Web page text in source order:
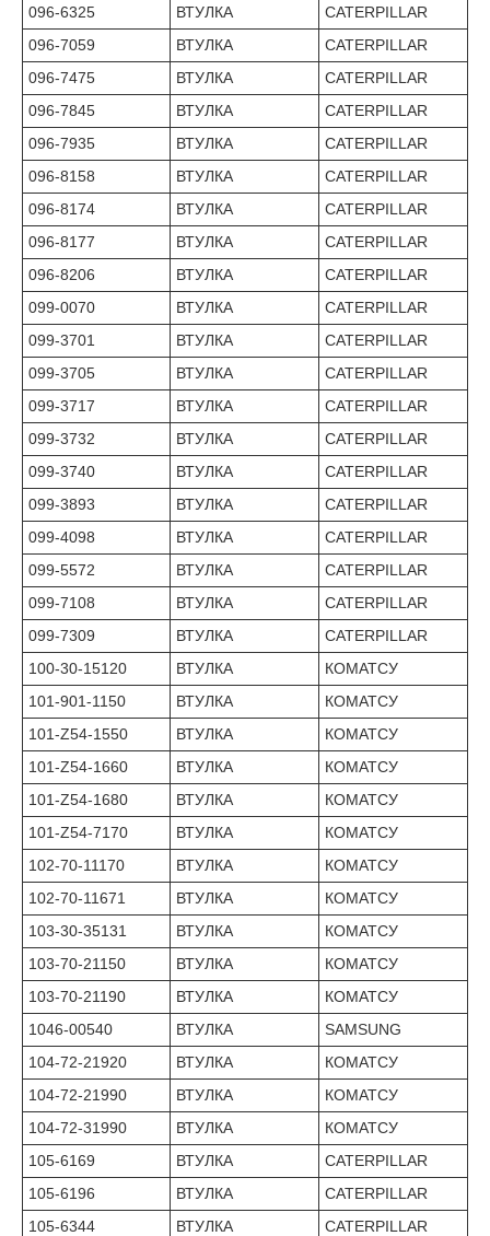
096-6325 ВТУЛКА
CATERPILLAR
096-7059
ВТУЛКА
CATERPILLAR
096-7475
ВТУЛКА
CATERPILLAR
096-7845
ВТУЛКА
CATERPILLAR
096-7935
ВТУЛКА
CATERPILLAR
096-8158
ВТУЛКА
CATERPILLAR
096-8174
ВТУЛКА
CATERPILLAR
096-8177
ВТУЛКА
CATERPILLAR
096-8206
ВТУЛКА
CATERPILLAR
099-0070
ВТУЛКА
CATERPILLAR
099-3701
ВТУЛКА
CATERPILLAR
099-3705
ВТУЛКА
CATERPILLAR
099-3717
ВТУЛКА
CATERPILLAR
099-3732
ВТУЛКА
CATERPILLAR
099-3740
ВТУЛКА
CATERPILLAR
099-3893
ВТУЛКА
CATERPILLAR
099-4098
ВТУЛКА
CATERPILLAR
099-5572
ВТУЛКА
CATERPILLAR
099-7108
ВТУЛКА
CATERPILLAR
099-7309
ВТУЛКА
CATERPILLAR
100-30-15120
ВТУЛКА
КОМАТСУ
101-901-1150
ВТУЛКА
КОМАТСУ
101-Z54-1550
ВТУЛКА
КОМАТСУ
101-Z54-1660
ВТУЛКА
КОМАТСУ
101-Z54-1680
ВТУЛКА
КОМАТСУ
101-Z54-7170
ВТУЛКА
КОМАТСУ
102-70-11170
ВТУЛКА
КОМАТСУ
102-70-11671
ВТУЛКА
КОМАТСУ
103-30-35131
ВТУЛКА
КОМАТСУ
103-70-21150
ВТУЛКА
КОМАТСУ
103-70-21190
ВТУЛКА
КОМАТСУ
1046-00540
ВТУЛКА
SAMSUNG
104-72-21920
ВТУЛКА
КОМАТСУ
104-72-21990
ВТУЛКА
КОМАТСУ
104-72-31990
ВТУЛКА
КОМАТСУ
105-6169
ВТУЛКА
CATERPILLAR
105-6196
ВТУЛКА
CATERPILLAR
105-6344
ВТУЛКА
CATERPILLAR